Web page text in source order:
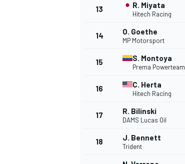
TÜRK SPORCULAR
13 R. Miyata
Hitech Racing
14 O. Goethe
MP Motorsport
15 S. Montoya
Prema Powerteam
16 C. Herta
Hitech Racing
17 R. Bilinski
DAMS Lucas Oil
18 J. Bennett
Trident